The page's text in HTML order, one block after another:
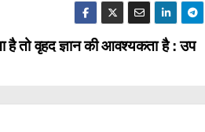
है तो वृहद ज्ञान की आवश्यकता है : उप